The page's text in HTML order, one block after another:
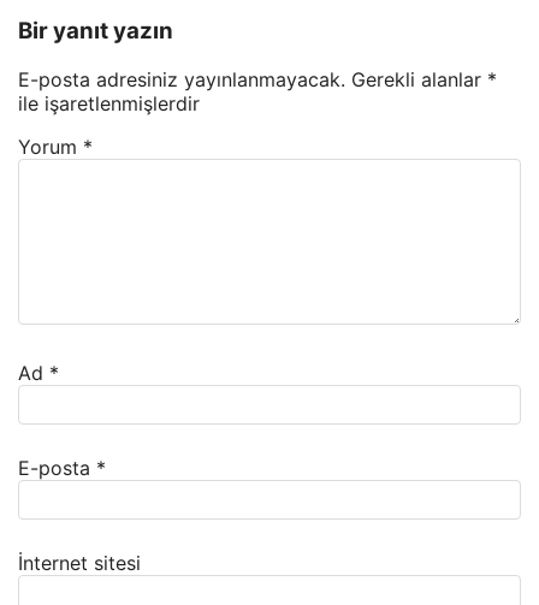
Bir yanıt yazın
E-posta adresiniz yayınlanmayacak. Gerekli alanlar *
ile işaretlenmişlerdir
Yorum *
Ad *
E-posta *
İnternet sitesi